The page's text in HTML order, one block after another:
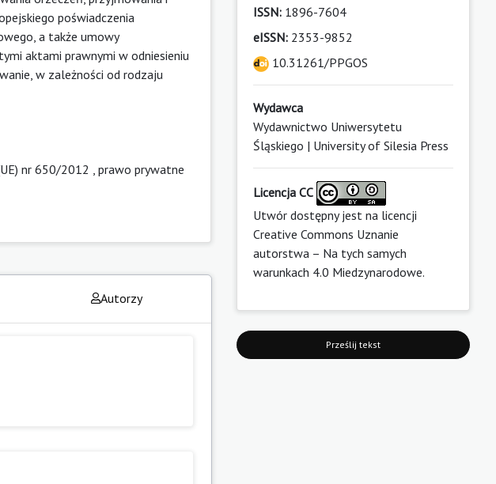
poświadczenia
a także umowy
aktami prawnymi w odniesieniu
w zależności od rodzaju
nr 650/2012
prawo prywatne
Autorzy
ISSN:1896-7604
eISSN:2353-9852
10.31261/PPGOS
Wydawca
Wydawnictwo Uniwersytetu
Śląskiego | University of Silesia Press
Licencja CC
Utwór dostępny jest na licencji
Creative Commons Uznanie
autorstwa – Na tych samych
warunkach 4.0 Miedzynarodowe.
Prześlij tekst